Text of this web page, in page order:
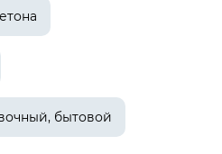
бытовой